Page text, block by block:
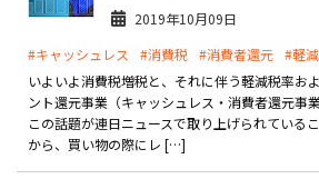
導入・補助金
お役立ち記事
2019年10月09日
#キャッシュレス
#消費税 #消費者還元 #軽
いよいよ消費税増税と、それに伴う軽減税率お
ント還元事業（キャッシュレス・消費者還元事
この話題が連日ニュースで取り上げられている
から、買い物の際にレ […]